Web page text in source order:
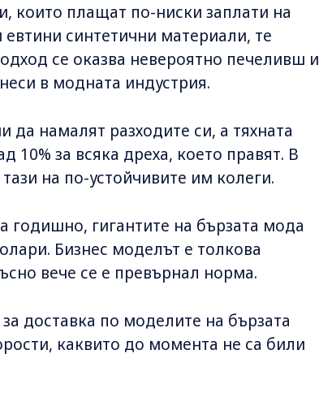
които плащат по-ниски заплати на
синтетични материали, те
се оказва невероятно печеливш и
в модната индустрия.
намалят разходите си, а тяхната
10% за всяка дреха, което правят. В
на по-устойчивите им колеги.
гигантите на бързата мода
Бизнес моделът е толкова
вече се е превърнал норма.
доставка по моделите на бързата
каквито до момента не са били